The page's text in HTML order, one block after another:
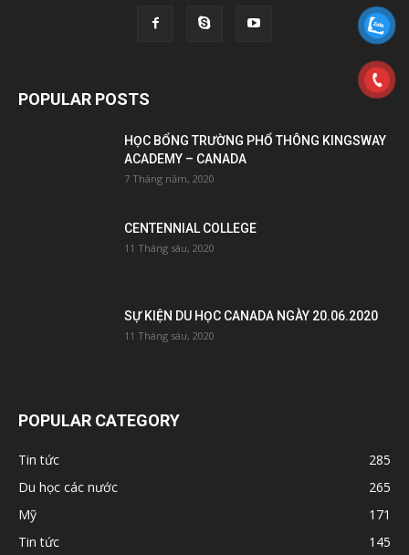
POPULAR POSTS
HỌC BỔNG TRƯỜNG PHỔ THÔNG KINGSWAY
ACADEMY – CANADA
7 Tháng năm, 2020
CENTENNIAL COLLEGE
11 Tháng sáu, 2020
SỰ KIỆN DU HỌC CANADA NGÀY 20.06.2020
11 Tháng sáu, 2020
POPULAR CATEGORY
Tin tức
285
Du học các nước
265
Mỹ
171
Tin tức
145